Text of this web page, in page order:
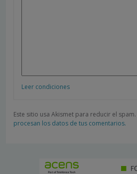
Leer condiciones
Este sitio usa Akismet para reducir el spam.
procesan los datos de tus comentarios.